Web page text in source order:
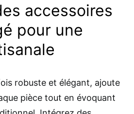
accessoires
pour une
robuste et élégant, ajoute
pièce tout en évoquant